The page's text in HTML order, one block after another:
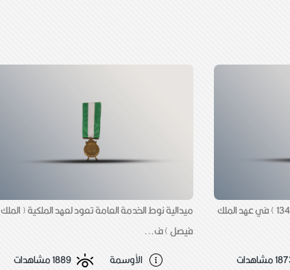
وسام ملكي مدني سنة الاصدار ( 1345 ) في عهد الملك
مشاهدات
ميدالية نوط الخدمة العامة تعود لعهد الملكية ( الملك
فيصل ) ف...
الأوسمة
1889 مشاهدات